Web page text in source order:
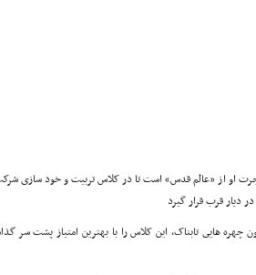
هجرت او از «عالم قدس» است تا در کلاس تربیت و خود سازى
دیار قرب قرار گیرد
چهره هایى تابناک، این کلاس را با بهترین امتیاز پشت سر